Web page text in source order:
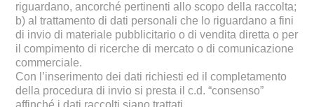
riguardano, ancorché pertinenti allo scopo della raccolta;
b) al trattamento di dati personali che lo riguardano a fini
di invio di materiale pubblicitario o di vendita diretta o per
il compimento di ricerche di mercato o di comunicazione
commerciale.
Con l’inserimento dei dati richiesti ed il completamento
della procedura di invio si presta il c.d. “consenso”
affinché i dati raccolti siano trattati.